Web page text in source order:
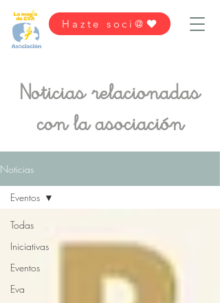
Hazte soci@
Noticias relacionadas
con la asociación
Noticias
Todas
Iniciativas
Eventos
Eva
Eventos